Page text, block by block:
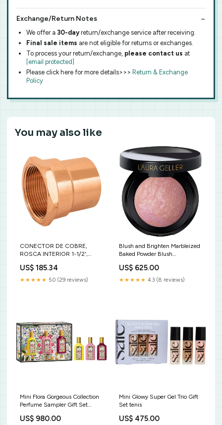
Exchange/Return Notes
We offer a 30-dayreturn/exchange service after receiving.
Final sale items are not eligible for returns or exchanges.
To process your return/exchange, please contact us at
[email protected]
Please click here for more details>>> Return & Exchange
Policy
You may also like
CONECTOR DE COBRE,
ROSCA INTERIOR 1-1/2',
US$ 185.34
★★★★★ 5.0 (29 reviews)
Blush and Brighten Marbleized
Baked Powder Blush
US$ 625.00
★★★★★ 4.3 (8 reviews)
Mini Flora Gorgeous Collection
Perfume Sampler Gift Set
US$ 980.00
Mini Glowy Super Gel Trio Gift
Set tenis
US$ 475.00